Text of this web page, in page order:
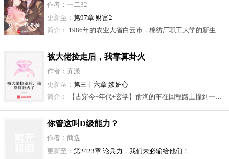
作者：一二32
更新至： 第97章 财富2
简介：
1986年的农业大省白云市，棉纺厂职工大学的新生周行舟过上了别人羡慕不来的美好生活。 若干年后有人问：周老板，你年轻时候利用照相馆的设备给女工拍私房照的传闻是真的吗？ 周行舟：一派胡言！有人问：你和你们棉纺厂芭蕾舞团的女生天天半夜去游泳池玩水，是真的吗？ 周行舟：假的！我每天八点就睡觉了！有人问：听说你经常不让男人去工厂舞厅，自己带着五千个年轻女工去跳舞。 周行舟：胡说！就几百个而已！
被大佬捡走后，我靠算卦火
了
作者：齐漾
更新至： 第三十六章 嫉妒心
简介：
【古穿今+年代+玄学】俞洵的车在回程路上撞到一个身着奇装异服的女人，女人身上没有任何身份证明，他只好让司机将人送去最近的医院。 谁料，这女人醒来，看他第一眼竟然咒他，说他三日之内有血光之灾。 于是，第三天他也出了车祸。这女人还说他活不过二十六。今年二十五的俞洵：他该信吗？ 。。。为救天下苍生，白宋以身殉道。再醒来，她到了一个古怪的地方。 听说这里没银子寸步难行，面前就有个满身功德的人，她暂时先跟着他吧。 后来整个江城的人都知道俞家那个温和英俊，从来拒人千里之外的新任掌权者将一个来历不明的女人捧在手心。 知道实情的人却嫉妒余洵，能让一个无所不能的大师对他另眼相看，俞家祖辈到底做了多少好事？
你管这叫D级能力？
作者：商迭
更新至： 第2423章 论兵力，我们未必输给他们！